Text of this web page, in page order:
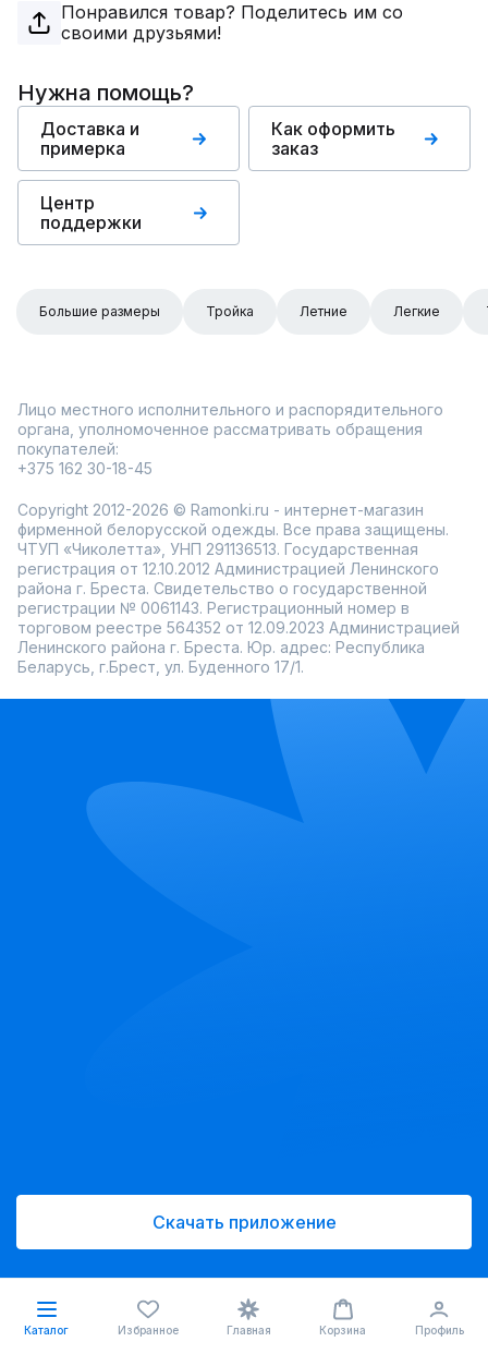
Понравился товар? Поделитесь им со
своими друзьями!
Нужна помощь?
Доставка и
примерка
Как оформить
заказ
Центр
поддержки
Большие размеры Тройка Летние Легкие
Лицо местного исполнительного и распорядительного
органа, уполномоченное рассматривать обращения
покупателей:
+375 162 30-18-45
Copyright 2012-2026 © Ramonki.ru - интернет-магазин
фирменной белорусской одежды. Все права защищены.
ЧТУП «Чиколетта», УНП 291136513. Государственная
регистрация от 12.10.2012 Администрацией Ленинского
района г. Бреста. Свидетельство о государственной
регистрации № 0061143. Регистрационный номер в
торговом реестре 564352 от 12.09.2023 Администрацией
Ленинского района г. Бреста. Юр. адрес: Республика
Беларусь, г.Брест, ул. Буденного 17/1.
Скачать приложение
Каталог Избранное Главная Корзина Профиль